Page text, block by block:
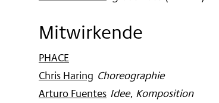
Mitwirkende
PHACE
Chris Haring: Choreographie
Arturo Fuentes
: Idee, Komposition